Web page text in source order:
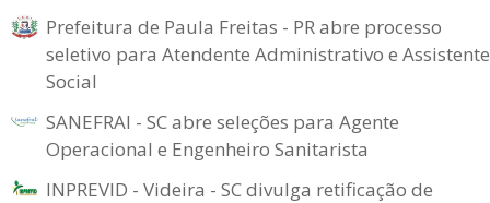
Prefeitura de Paula Freitas - PR abre processo
seletivo para Atendente Administrativo e Assistente
Social
SANEFRAI - SC abre seleções para Agente
Operacional e Engenheiro Sanitarista
INPREVID - Videira - SC divulga retificação de